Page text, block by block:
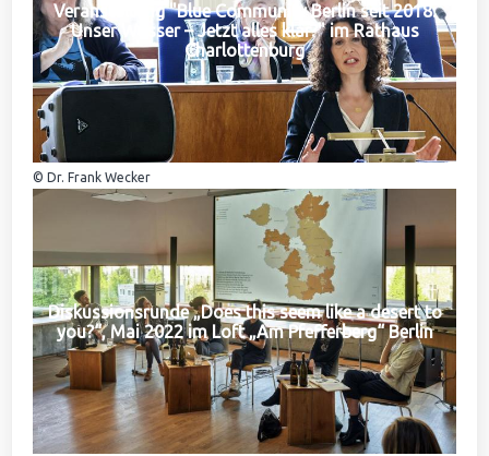
Veranstaltung "Blue Community Berlin seit 2018:
Unser Wasser – Jetzt alles klar?" im Rathaus
Charlottenburg
© Dr. Frank Wecker
Diskussionsrunde „Does this seem like a desert to
you?“, Mai 2022 im Loft „Am Pfefferberg“ Berlin